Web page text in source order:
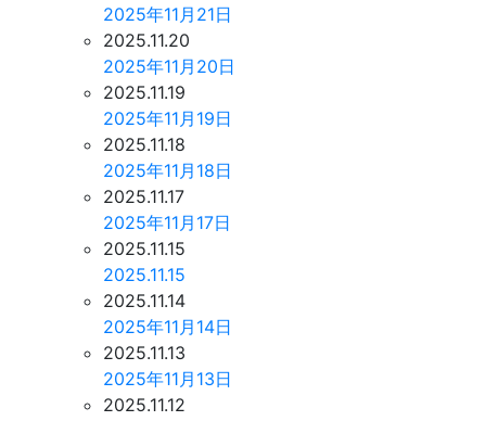
2025年11月21日
2025.11.20
2025年11月20日
2025.11.19
2025年11月19日
2025.11.18
2025年11月18日
2025.11.17
2025年11月17日
2025.11.15
2025.11.15
2025.11.14
2025年11月14日
2025.11.13
2025年11月13日
2025.11.12